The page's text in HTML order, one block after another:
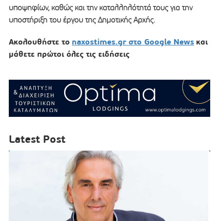
υποψηφίων, καθώς και την καταλληλότητά τους για την
υποστήριξη του έργου της Δημοτικής Αρχής.
Ακολουθήστε το naxostimes.gr στο Google News και
μάθετε πρώτοι όλες τις ειδήσεις
Latest Post